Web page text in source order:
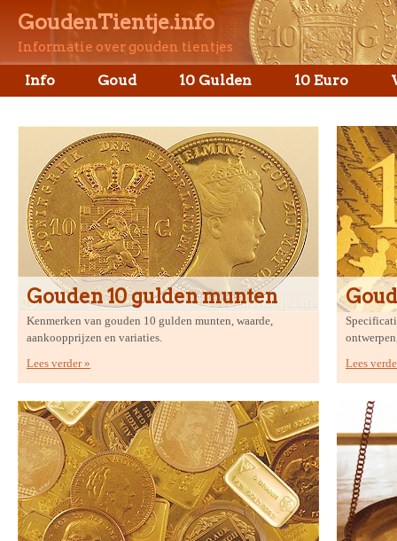
GoudenTientje.info
Informatie over gouden tientjes
Info Goud 10 Gulden 10 Euro
Gouden 10 gulden munten
Kenmerken van gouden 10 gulden munten, waarde,
aankoopprijzen en variaties.
Lees verder »
Lees